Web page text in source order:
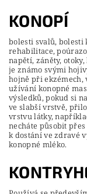
KONOPÍ
bolesti svalů, bolesti
rehabilitace,
napětí, záněty,
je známo svými
hojně při ekzémech,
užívání konopné
výsledků, pokud si
ve slabší vrstvě,
vrstvu látky,
necháte působit
k dostání ve zdravé
konopné mléko.